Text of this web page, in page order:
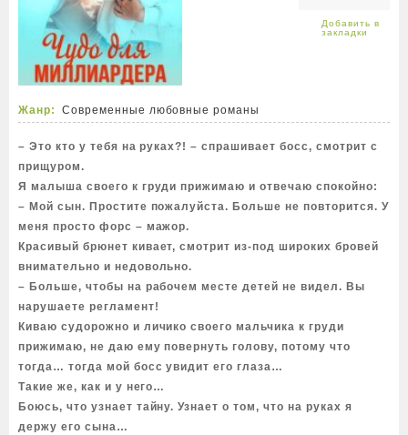
Жанр: Современные любовные романы
– Это кто у тебя на руках?! – спрашивает босс, смотрит с
прищуром.
Я малыша своего к груди прижимаю и отвечаю спокойно:
– Мой сын. Простите пожалуйста. Больше не повторится. У
меня просто форс – мажор.
Красивый брюнет кивает, смотрит из-под широких бровей
внимательно и недовольно.
– Больше, чтобы на рабочем месте детей не видел. Вы
нарушаете регламент!
Киваю судорожно и личико своего мальчика к груди
прижимаю, не даю ему повернуть голову, потому что
тогда… тогда мой босс увидит его глаза…
Такие же, как и у него…
Боюсь, что узнает тайну. Узнает о том, что на руках я
держу его сына…